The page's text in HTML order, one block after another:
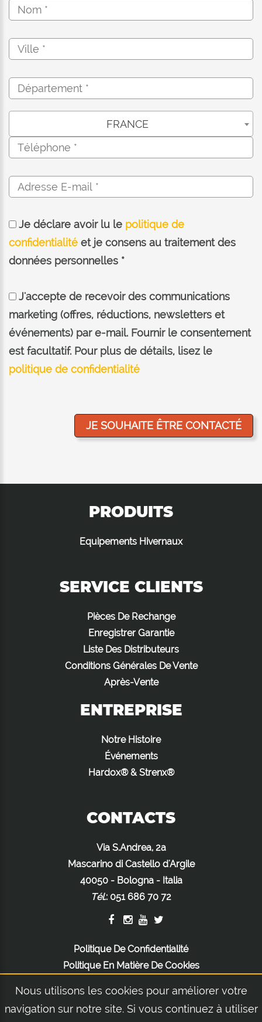
FRANCE
Je déclare avoir lu le politique de
confidentialité et je consens au traitement des
données personnelles *
J'accepte de recevoir des communications
marketing (offres, réductions, newsletters et
événements) par e-mail. Fournir le consentement
est facultatif. Pour plus de détails, lisez le
politique de confidentialité
PRODUITS
Equipements Hivernaux
SERVICE CLIENTS
Pièces De Rechange
Enregistrer Garantie
Liste Des Distributeurs
Conditions Générales De Vente
Après-Vente
ENTREPRISE
Notre Histoire
Événements
Hardox® & Strenx®
CONTACTS
Via S.Andrea, 2a
Mascarino di Castello d'Argile
40050 - Bologna - Italia
Tél.: 051 686 70 72
Politique De Confidentialité
Politique En Matière De Cookies
Nous utilisons les cookies pour améliorer votre
navigation sur notre site. Si vous continuez à utiliser